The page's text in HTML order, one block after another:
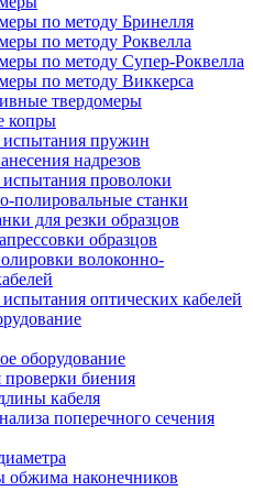
по методу Бринелля
по методу Роквелла
по методу Супер-Роквелла
по методу Виккерса
твердомеры
копры
пружин
надрезов
проволоки
полировальные станки
для резки образцов
образцов
волоконно-
оптических кабелей
оборудование
биения
кабеля
поперечного сечения
обжима наконечников